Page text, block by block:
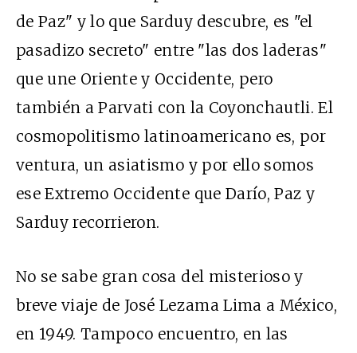
de Paz" y lo que Sarduy descubre, es "el
pasadizo secreto" entre "las dos laderas"
que une Oriente y Occidente, pero
también a Parvati con la Coyonchautli. El
cosmopolitismo latinoamericano es, por
ventura, un asiatismo y por ello somos
ese Extremo Occidente que Darío, Paz y
Sarduy recorrieron.
No se sabe gran cosa del misterioso y
breve viaje de José Lezama Lima a México,
en 1949. Tampoco encuentro, en las